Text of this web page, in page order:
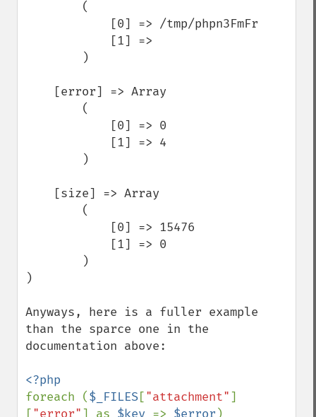
)
Anyways, here is a fuller example
than the sparce one in the
documentation above:
foreach ($_FILES["attachment"]
["error"] as $key => $error )